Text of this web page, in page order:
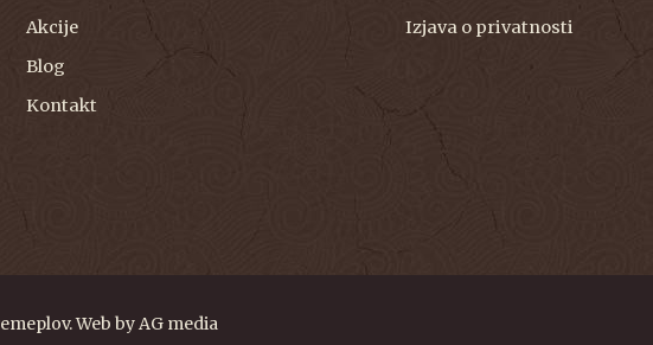
Akcije
Blog
Kontakt
Izjava o privatnosti
Web byAG media